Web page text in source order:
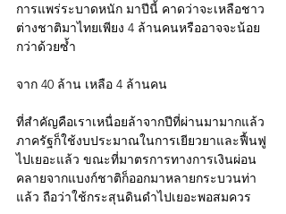
การแพร่ระบาดหนัก มาปีนี้ คาดว่าจะเหลือชาว
ต่างชาติมาไทยเพียง 4 ล้านคนหรืออาจจะน้อย
กว่าด้วยซ้ำ
จาก 40 ล้าน เหลือ 4 ล้านคน
ที่สำคัญคือเราเหนื่อยล้าจากปีที่ผ่านมามากแล้ว
ภาครัฐก็ใช้งบประมาณในการเยียวยาและฟื้นฟู
ไปเยอะแล้ว ขณะที่มาตรการทางการเงินผ่อน
คลายจากแบงก์ชาติก็ออกมาหลายกระบวนท่า
แล้ว ถือว่าใช้กระสุนดินดำไปเยอะพอสมควร